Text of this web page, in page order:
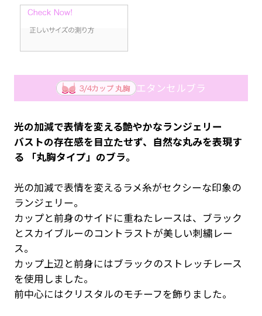
エタンセルブラ
光の加減で表情を変える艶やかなランジェリー
バストの存在感を目立たせず、自然な丸みを表現す
る 「丸胸タイプ」のブラ。
光の加減で表情を変えるラメ糸がセクシーな印象の
ランジェリー。
カップと前身のサイドに重ねたレースは、ブラック
とスカイブルーのコントラストが美しい刺繍レー
ス。
カップ上辺と前身にはブラックのストレッチレース
を使用しました。
前中心にはクリスタルのモチーフを飾りました。